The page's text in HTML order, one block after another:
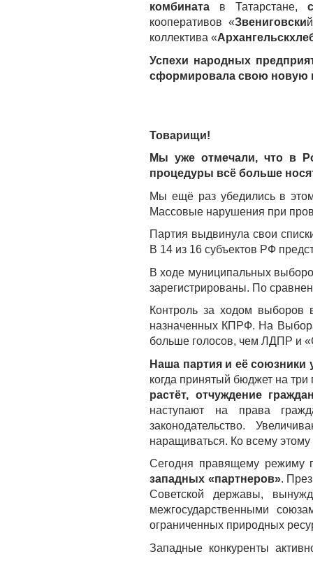
комбината в Татарстане,
кооперативов «Звениговски
коллектива «
Успехи народных
сформировала свою новую
Товарищи!
Мы уже отмечали, что в
процедуры всё больше
Мы ещё раз убедились в
Массовые нарушения при
Партия выдвинула свои
В 14 из 16 субъектов РФ
В ходе муниципальных
зарегистрированы. По
Контроль за ходом выборов
назначенных КПРФ. На
больше голосов, чем ЛДПР и
Наша партия и её
когда принятый бюджет на
растёт, отчуждение
наступают на права
законодательство.
наращиваться. Ко всему
Сегодня правящему режиму
западных «партнеров».
Советской державы,
межгосударственными
ограниченных природных
Западные конкуренты